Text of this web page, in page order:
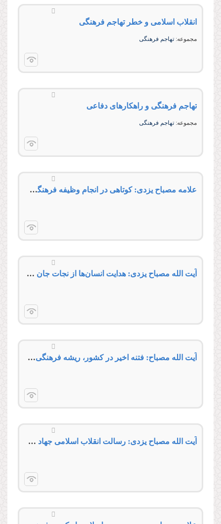
انقلاب اسلامى و خطر تهاجم فرهنگى
مجموعه: تهاجم فرهنگى
تهاجم فرهنگى و راهكارهاى دفاعى
مجموعه: تهاجم فرهنگى
علامه مصباح یزدی: کوتاهی در انجام وظیفه فرهنگی خیانت به خون شهداست
آیت الله مصباح یزدی: هدایت انسان‌‌ها از نجات جان ایشان مهم‌تر و با ارزش‌تر است
آیت الله مصباح: فتنه اخیر در كشور، ریشه فرهنگی داشت
آیت الله مصباح یزدی: رسالت انقلاب اسلامی جهاد فرهنگی است